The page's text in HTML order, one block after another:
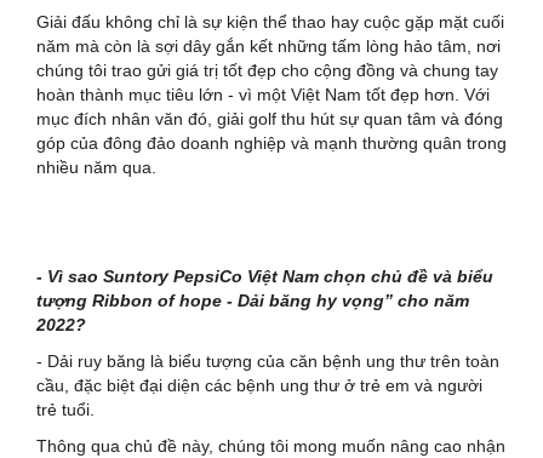
Giải đấu không chỉ là sự kiện thể thao hay cuộc gặp mặt cuối
năm mà còn là sợi dây gắn kết những tấm lòng hảo tâm, nơi
chúng tôi trao gửi giá trị tốt đẹp cho cộng đồng và chung tay
hoàn thành mục tiêu lớn - vì một Việt Nam tốt đẹp hơn. Với
mục đích nhân văn đó, giải golf thu hút sự quan tâm và đóng
góp của đông đảo doanh nghiệp và mạnh thường quân trong
nhiều năm qua.
- Vì sao Suntory PepsiCo Việt Nam chọn chủ đề và biểu
tượng Ribbon of hope - Dải băng hy vọng” cho năm
2022?
- Dải ruy băng là biểu tượng của căn bệnh ung thư trên toàn
cầu, đặc biệt đại diện các bệnh ung thư ở trẻ em và người
trẻ tuổi.
Thông qua chủ đề này, chúng tôi mong muốn nâng cao nhận